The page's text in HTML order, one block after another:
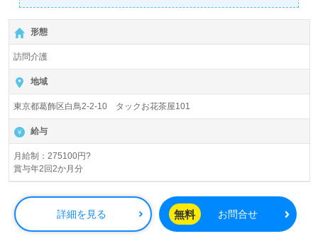
責）を正社員として募集しています。月給は275,100円か
ら305,100円で、年2回の賞与も支給されます。この求人
は、実務者研修以上の資格を持つ方を対象としており、最
寄りの『お花茶屋駅』から徒歩10分の位置にあります。
ケア21グループは、全国に487拠点を展開する大手の福祉
企業で、訪問介護、有料老人ホーム、認知症グループホー
ムなど多岐にわたるサービスを提供しています。従業員数
は7,755名以上で、各地域での新規出店も予定しており、
今後の成長が期待されます。ここでは、訪問介護のプロフ
ェッショナルとして、あなたの経験を活かすことができる
環境が整っています。
求職者にとってのメリットとして、豊富なキャリアパスや
手厚い福利厚生が挙げられます。利用者様とそのご家族の
ために心からの介護サービスを提供するという理念に共感
形態
訪問介護
地域
東京都葛飾区白鳥2-2-10 タックお花茶屋101
給与
月給制：275100円?
賞与年2回2か月分
詳細を見る 無料 お問合せ